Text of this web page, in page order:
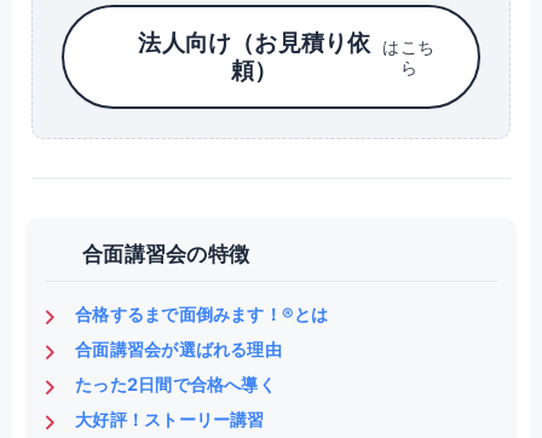
法人向け（お見積り依
頼）
はこち
ら
合面講習会の特徴
合格するまで面倒みます！®とは
合面講習会が選ばれる理由
たった2日間で合格へ導く
大好評！ストーリー講習